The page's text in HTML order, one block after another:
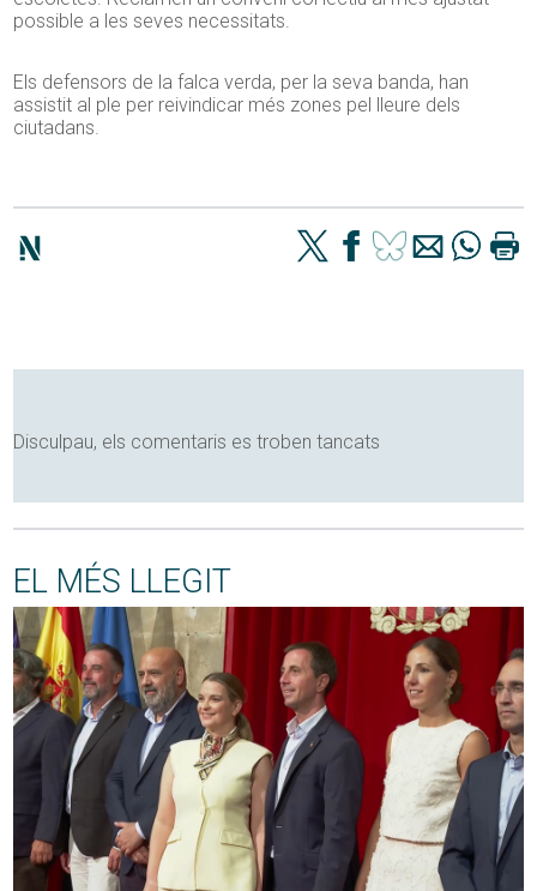
possible a les seves necessitats.
Els defensors de la falca verda, per la seva banda, han
assistit al ple per reivindicar més zones pel lleure dels
ciutadans.
Disculpau, els comentaris es troben tancats
EL MÉS LLEGIT